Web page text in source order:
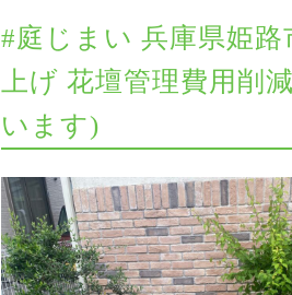
#庭じまい 兵庫県姫
上げ 花壇管理費用削
います)